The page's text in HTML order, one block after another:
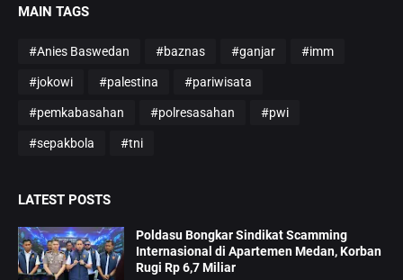
MAIN TAGS
#Anies Baswedan #baznas #ganjar #imm
#jokowi #palestina #pariwisata
#pemkabasahan #polresasahan #pwi
#sepakbola #tni
LATEST POSTS
Poldasu Bongkar Sindikat Scamming
Internasional di Apartemen Medan, Korban
Rugi Rp 6,7 Miliar